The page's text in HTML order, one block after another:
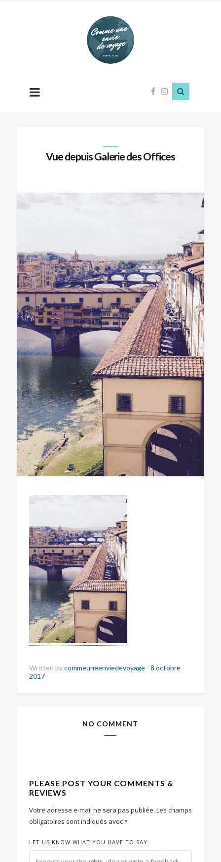
Comme
une
envie
de
Vue depuis Galerie des Offices
Written bycommeuneenviedevoyage - 8 octobre
2017
NO COMMENT
PLEASE POST YOUR COMMENTS &
REVIEWS
Votre adresse e-mail ne sera pas publiée. Les champs
obligatoires sont indiqués avec*
LET US KNOW WHAT YOU HAVE TO SAY: